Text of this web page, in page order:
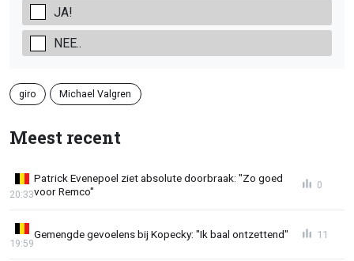
JA!
NEE..
giro Michael Valgren
Meest recent
Patrick Evenepoel ziet absolute doorbraak: "Zo goed
voor Remco"
20:33
0
Gemengde gevoelens bij Kopecky: "Ik baal ontzettend"
19:59
11